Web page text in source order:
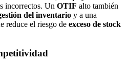
incorrectos. Un OTIF alto también
del inventario y a una
reduce el riesgo de exceso de stock